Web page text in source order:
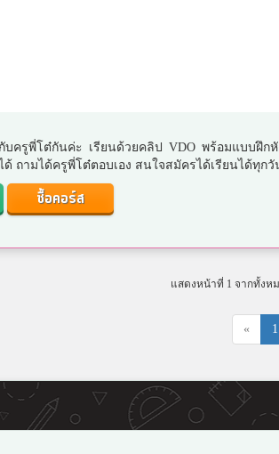
ครูพี่โต๋กันค่ะ เรียนด้วยคลิป VDO พร้อมแบบฝึก
ถามได้ครูพี่โต๋ตอบเอง สนใจสมัครได้เรียนได้ทุกวั
ซื้อคอร์ส
แสดงหน้าที่ 1 จากทั้งห
« 1